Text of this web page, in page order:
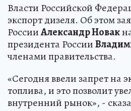
Власти Российской
экспорт дизеля. Об этом
РоссииАлександр Новак
президента России
членами правительства.
«Сегодня ввели запрет на
топлива, и это позволит
внутренний рынок», -